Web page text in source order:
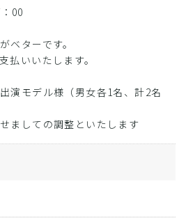
00
ベターです。
払いいたします。
演モデル様（男女各1名、計2名
ましての調整といたします